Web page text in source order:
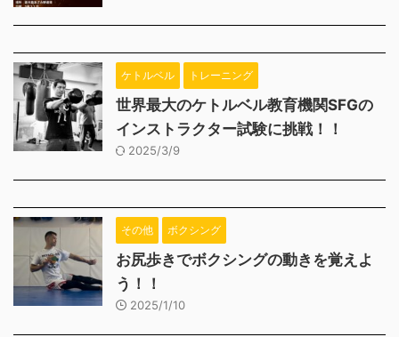
ケトルベル トレーニング
世界最大のケトルベル教育機関SFGの
インストラクター試験に挑戦！！
2025/3/9
その他 ボクシング
お尻歩きでボクシングの動きを覚えよ
う！！
2025/1/10